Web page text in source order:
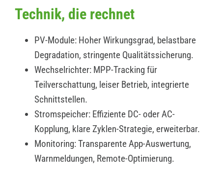
Technik, die rechnet
PV-Module: Hoher Wirkungsgrad, belastbare
Degradation, stringente Qualitätssicherung.
Wechselrichter: MPP-Tracking für
Teilverschattung, leiser Betrieb, integrierte
Schnittstellen.
Stromspeicher: Effiziente DC- oder AC-
Kopplung, klare Zyklen-Strategie, erweiterbar.
Monitoring: Transparente App-Auswertung,
Warnmeldungen, Remote-Optimierung.